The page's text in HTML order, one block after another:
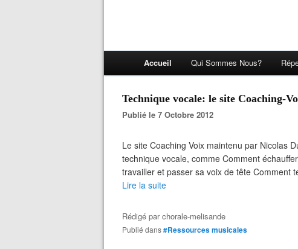
Accueil Qui Sommes Nous?
Technique vocale: le site Coaching-
Publié le 7 Octobre 2012
Le site Coaching Voix maintenu par Nicolas
technique vocale, comme Comment
travailler et passer sa voix de tête Comment
Lire la suite
Rédigé parchorale-melisande
Publié dans#Ressources musicales